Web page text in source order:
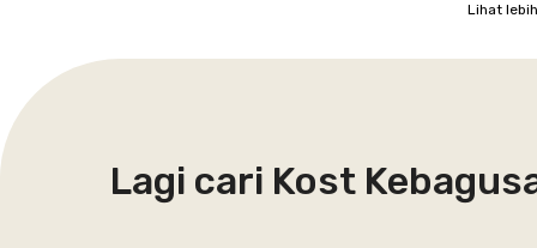
Lihat
Lagi cari Kost